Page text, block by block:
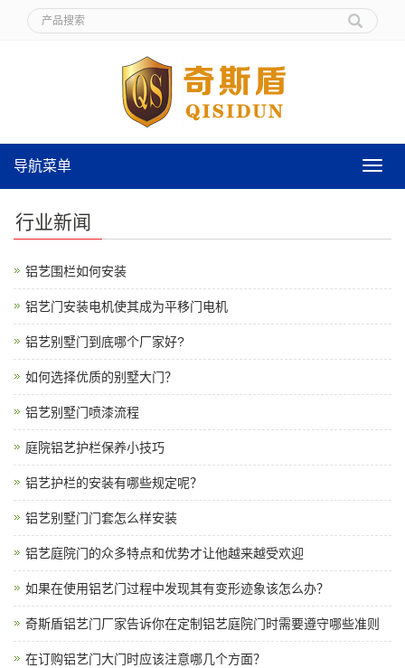
导
导航菜单
行业新闻
铝艺围栏如何安装
铝艺门安装电机使其成为平移门电机
铝艺别墅门到底哪个厂家好?
如何选择优质的别墅大门？
铝艺别墅门喷漆流程
庭院铝艺护栏保养小技巧
铝艺护栏的安装有哪些规定呢？
铝艺别墅门门套怎么样安装
铝艺庭院门的众多特点和优势才让他越来越受欢迎
如果在使用铝艺门过程中发现其有变形迹象该怎么办？
奇斯盾铝艺门厂家告诉你在定制铝艺庭院门时需要遵守哪些准则
在订购铝艺门大门时应该注意哪几个方面？